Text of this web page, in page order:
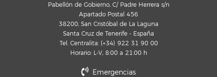
Pabellón de Gobierno, C/ Padre Herrera s/n
Apartado Postal 456
38200, San Cristóbal de La Laguna
Santa Cruz de Tenerife - España
Tel. Centralita: (+34) 922 31 90 00
Horario: L-V, 8:00 a 21:00 h
Emergencias